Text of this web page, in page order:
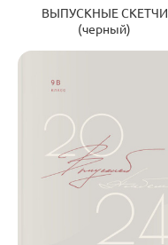
ВЫПУСКНЫЕ СКЕТЧИ
(черный)